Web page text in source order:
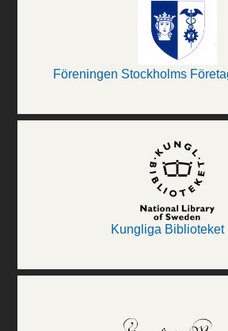
Föreningen Stockholms
Kungliga Biblioteket